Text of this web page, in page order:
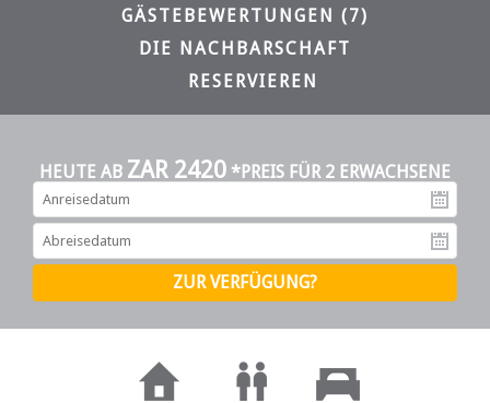
GÄSTEBEWERTUNGEN (7)
DIE NACHBARSCHAFT
RESERVIEREN
HEUTE AB ZAR 2420 *PREIS FÜR 2 ERWACHSENE